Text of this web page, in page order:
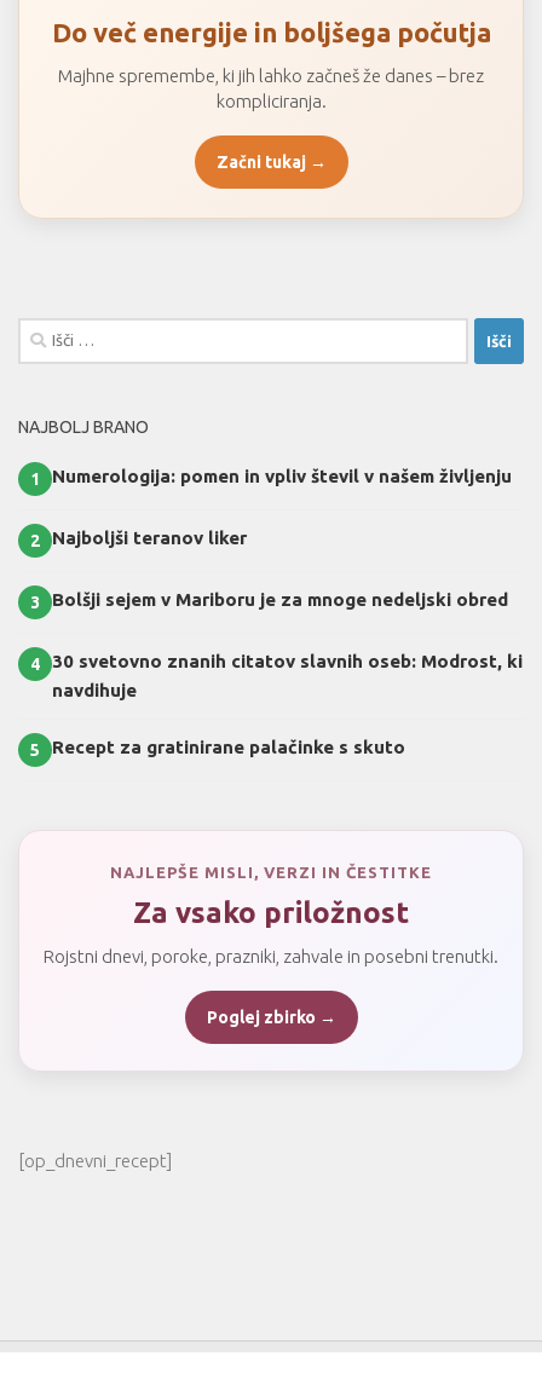
Do več energije in boljšega počutja
Majhne spremembe, ki jih lahko začneš že danes – brez
kompliciranja.
Začni tukaj →
Išči:
NAJBOLJ BRANO
1 Numerologija: pomen in vpliv števil v našem življenju
2 Najboljši teranov liker
3 Bolšji sejem v Mariboru je za mnoge nedeljski obred
4
30 svetovno znanih citatov slavnih oseb: Modrost, ki
navdihuje
5 Recept za gratinirane palačinke s skuto
NAJLEPŠE MISLI, VERZI IN ČESTITKE
Za vsako priložnost
Rojstni dnevi, poroke, prazniki, zahvale in posebni trenutki.
Poglej zbirko →
[op_dnevni_recept]